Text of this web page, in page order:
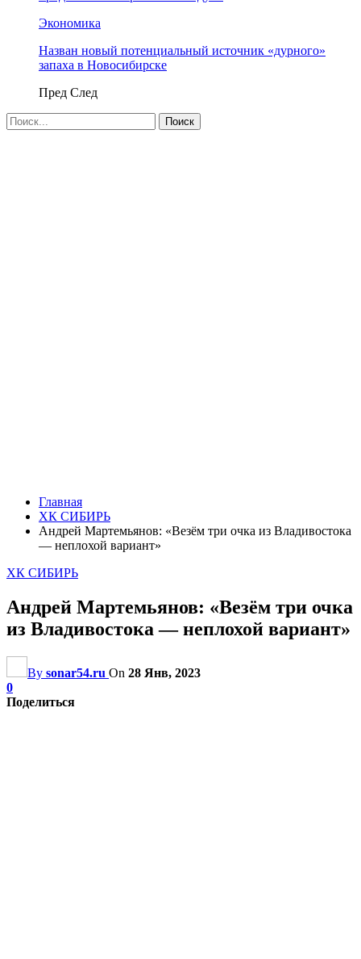
Экономика
Назван новый потенциальный источник «дурного»
запаха в Новосибирске
Пред След
Главная
ХК СИБИРЬ
Андрей Мартемьянов: «Везём три очка из Владивостока
— неплохой вариант»
ХК СИБИРЬ
Андрей Мартемьянов: «Везём три очка
из Владивостока — неплохой вариант»
By sonar54.ru On 28 Янв, 2023
0
Поделиться